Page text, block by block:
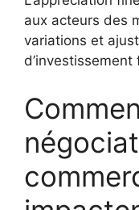
aux acteurs des
variations et